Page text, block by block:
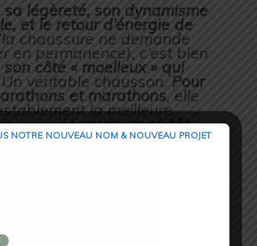
sa légèreté, son dynamisme
et le retour d’énergie de
chaussure ne demande
en permanence), c’est bien
côté « moelleux » qui
Un véritable chausson.Pour
et marathons, elle
la meilleure
decoureurs plutôt
qui rechercheront
NOTRE NOUVEAU NOM & NOUVEAU PROJET